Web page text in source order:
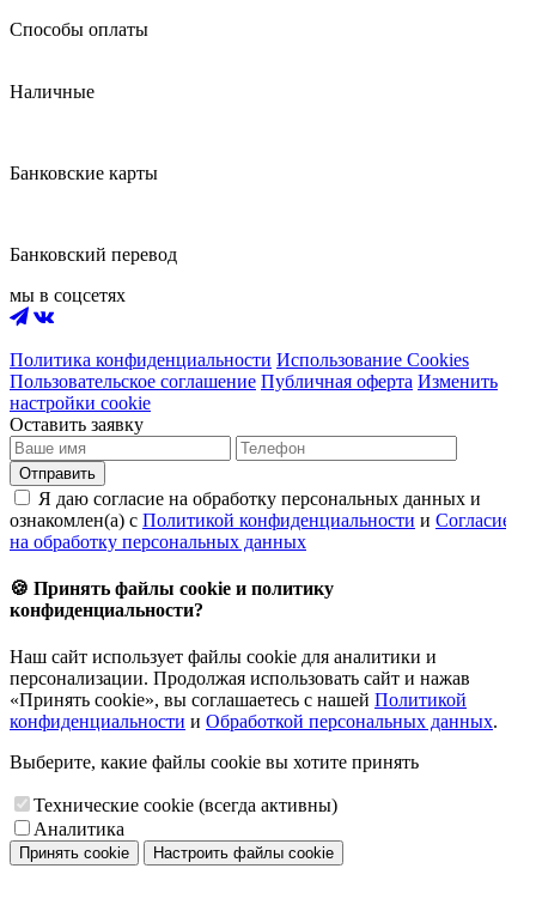
Способы оплаты
Наличные
Банковские карты
Банковский перевод
мы в соцсетях
Политика конфиденциальности Использование Cookies
Пользовательское соглашение Публичная оферта Изменить
настройки cookie
Оставить заявку
Отправить
Я даю согласие на обработку персональных данных и
ознакомлен(а) с Политикой конфиденциальности и Согласием
на обработку персональных данных
🍪 Принять файлы cookie и политику
конфиденциальности?
Наш сайт использует файлы cookie для аналитики и
персонализации. Продолжая использовать сайт и нажав
«Принять cookie», вы соглашаетесь с нашей Политикой
конфиденциальности и Обработкой персональных данных.
Выберите, какие файлы cookie вы хотите принять
Технические cookie (всегда активны)
Аналитика
Принять cookie Настроить файлы cookie